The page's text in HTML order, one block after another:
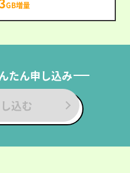
GB増量
たん申し込み
込む